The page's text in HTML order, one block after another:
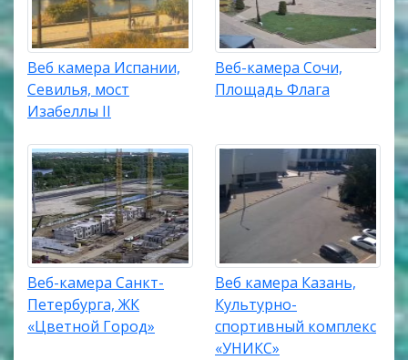
Веб камера Испании,
Севилья, мост
Изабеллы II
Веб-камера Сочи,
Площадь Флага
Веб-камера Санкт-
Петербурга, ЖК
«Цветной Город»
Веб камера Казань,
Культурно-
спортивный комплекс
«УНИКС»